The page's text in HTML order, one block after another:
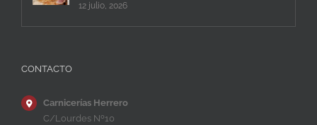
12 julio, 2026
CONTACTO
Carnicerías Herrero
C/Lourdes Nº10